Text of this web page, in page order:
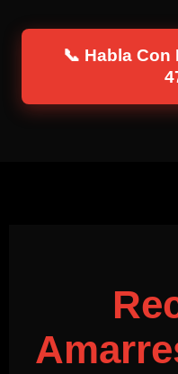
📞 Habla